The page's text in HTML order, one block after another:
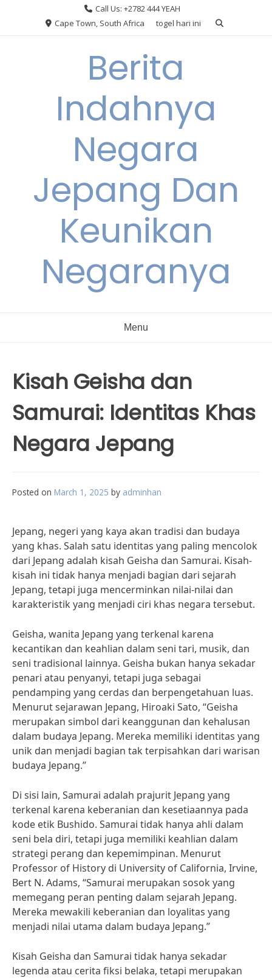
Call Us: +2782 444 YEAH
Cape Town, South Africa
togel hari ini
Berita
Indahnya
Negara
Jepang Dan
Keunikan
Negaranya
Menu
Kisah Geisha dan
Samurai: Identitas Khas
Negara Jepang
Posted on March 1, 2025 by adminhan
Jepang, negeri yang kaya akan tradisi dan budaya
yang khas. Salah satu identitas yang paling mencolok
dari Jepang adalah kisah Geisha dan Samurai. Kisah-
kisah ini tidak hanya menjadi bagian dari sejarah
Jepang, tetapi juga mencerminkan nilai-nilai dan
karakteristik yang menjadi ciri khas negara tersebut.
Geisha, wanita Jepang yang terkenal karena
kecantikan dan keahlian dalam seni tari, musik, dan
seni tradisional lainnya. Geisha bukan hanya sekadar
penari atau penyanyi, tetapi juga sebagai
pendamping yang cerdas dan berpengetahuan luas.
Menurut sejarawan Jepang, Hiroaki Sato, “Geisha
merupakan simbol dari keanggunan dan kehalusan
dalam budaya Jepang. Mereka memiliki identitas yang
unik dan menjadi bagian tak terpisahkan dari warisan
budaya Jepang.”
Di sisi lain, Samurai adalah prajurit Jepang yang
terkenal karena keberanian dan kesetiaannya pada
kode etik Bushido. Samurai tidak hanya ahli dalam
seni bela diri, tetapi juga memiliki keahlian dalam
strategi perang dan kepemimpinan. Menurut
Professor of History di University of California, Irvine,
Bert N. Adams, “Samurai merupakan sosok yang
memegang peran penting dalam sejarah Jepang.
Mereka mewakili keberanian dan loyalitas yang
menjadi nilai utama dalam budaya Jepang.”
Kisah Geisha dan Samurai tidak hanya sekadar
legenda atau cerita fiksi belaka, tetapi merupakan